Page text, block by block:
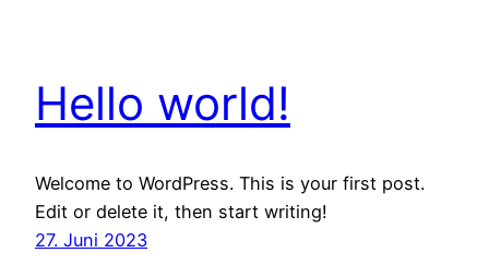
Hello world!
Welcome to WordPress. This is your first post.
Edit or delete it, then start writing!
27. Juni 2023